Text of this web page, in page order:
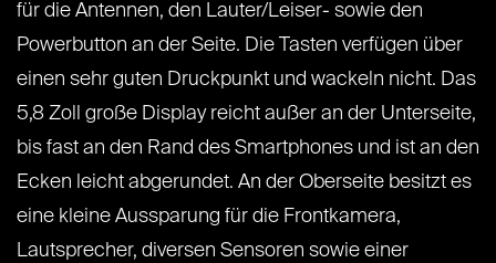
für die Antennen, den Lauter/Leiser- sowie den
Powerbutton an der Seite. Die Tasten verfügen über
einen sehr guten Druckpunkt und wackeln nicht. Das
5,8 Zoll große Display reicht außer an der Unterseite,
bis fast an den Rand des Smartphones und ist an den
Ecken leicht abgerundet. An der Oberseite besitzt es
eine kleine Aussparung für die Frontkamera,
Lautsprecher, diversen Sensoren sowie einer